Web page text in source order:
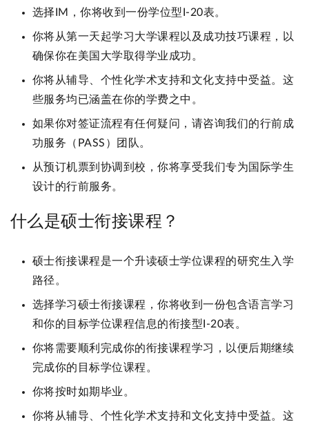
选择IM，你将收到一份学位型I-20表。
你将从第一天起学习大学课程以及成功技巧课程，以
确保你在美国大学取得学业成功。
你将从辅导、个性化学术支持和文化支持中受益。这
些服务均已涵盖在你的学费之中。
如果你对签证流程有任何疑问，请咨询我们的行前成
功服务（PASS）团队。
从预订机票到协调到校，你将享受我们专为国际学生
设计的行前服务。
什么是硕士衔接课程？
硕士衔接课程是一个升读硕士学位课程的研究生入学
路径。
选择学习硕士衔接课程，你将收到一份包含语言学习
和你的目标学位课程信息的衔接型I-20表。
你将需要顺利完成你的衔接课程学习，以便后期继续
完成你的目标学位课程。
你将按时如期毕业。
你将从辅导、个性化学术支持和文化支持中受益。这